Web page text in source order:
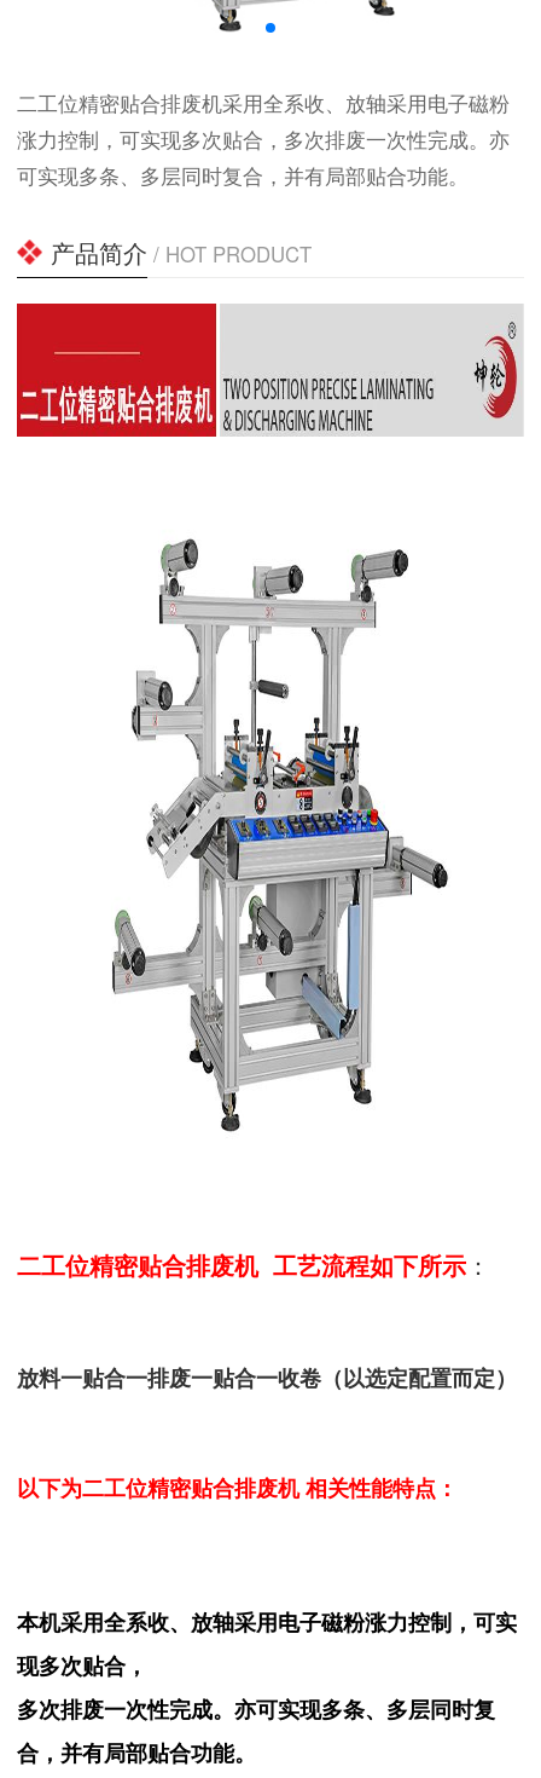
二工位精密贴合排废机采用全系收、放轴采用电子磁粉
涨力控制，可实现多次贴合，多次排废一次性完成。亦
可实现多条、多层同时复合，并有局部贴合功能。
产品简介 / HOT PRODUCT
二工位精密贴合排废机 工艺流程如下所示 ：
放料一贴合一排废一贴合一收卷（以选定配置而定）
以下为二工位精密贴合排废机相关性能特点：
本机采用全系收、放轴采用电子磁粉涨力控制，可实
现多次贴合，
多次排废一次性完成。亦可实现多条、多层同时复
合，并有局部贴合功能。